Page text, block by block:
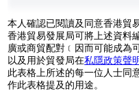
本人確認已閱讀及同意香港貿
香港貿易發展局可將上述資料
廣或商貿配對﹝因而可能成為
以及用於貿發局在私隱政策聲
此表格上所述的每一位人士同
作此表格提及的用途。